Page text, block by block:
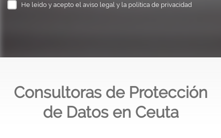
He leído y acepto el aviso legal y la política de privacidad
Consultoras de Protección
de Datos en Ceuta